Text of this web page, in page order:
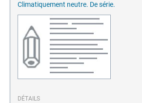
Climatiquement neutre. De série.
DÉTAILS